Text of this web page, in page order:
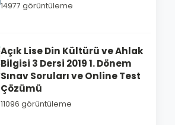
14977 görüntüleme
Açık Lise Din Kültürü ve Ahlak
Bilgisi 3 Dersi 2019 1. Dönem
Sınav Soruları ve Online Test
Çözümü
11096 görüntüleme